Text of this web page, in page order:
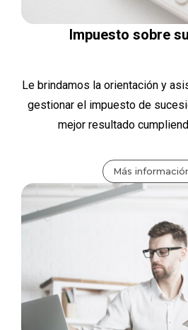
Impuesto sobre
Le brindamos la orientación y
gestionar el impuesto de
mejor resultado
Más